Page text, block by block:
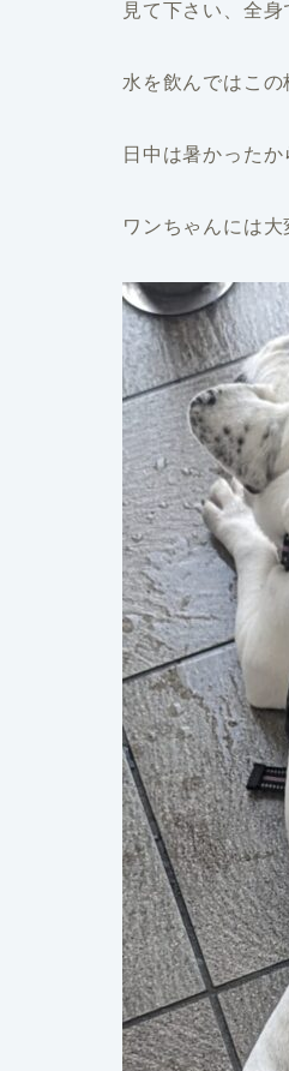
見て下さい、全身
水を飲んではこの
日中は暑かったか
ワンちゃんには大